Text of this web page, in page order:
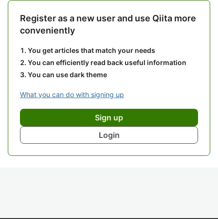
Register as a new user and use Qiita more
conveniently
You get articles that match your needs
You can efficiently read back useful information
You can use dark theme
What you can do with signing up
Sign up
Login